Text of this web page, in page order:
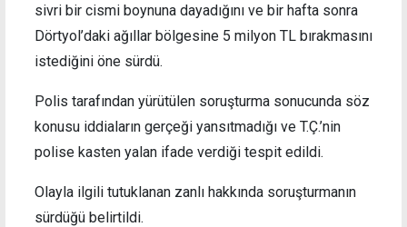
sivri bir cismi boynuna dayadığını ve bir hafta sonra
Dörtyol’daki ağıllar bölgesine 5 milyon TL bırakmasını
istediğini öne sürdü.
Polis tarafından yürütülen soruşturma sonucunda söz
konusu iddiaların gerçeği yansıtmadığı ve T.Ç.’nin
polise kasten yalan ifade verdiği tespit edildi.
Olayla ilgili tutuklanan zanlı hakkında soruşturmanın
sürdüğü belirtildi.